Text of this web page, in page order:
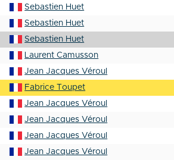
Sebastien Huet
Sebastien Huet
Sebastien Huet
Laurent Camusson
Jean Jacques Véroul
Fabrice Toupet
Jean Jacques Véroul
Jean Jacques Véroul
Jean Jacques Véroul
Jean Jacques Véroul